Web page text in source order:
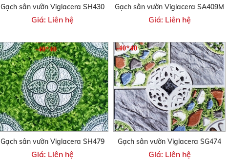
Gạch sân vườn Viglacera SH430
Giá: Liên hệ
Gạch sân vườn Viglacera SA409M
Giá: Liên hệ
Gạch sân vườn Viglacera SH479
Giá: Liên hệ
Gạch sân vườn Viglacera SG474
Giá: Liên hệ